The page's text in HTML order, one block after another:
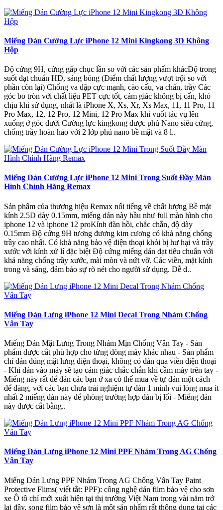
Miếng Dán Cường Lực iPhone 12 Mini Kingkong 3D Không
Hộp
Độ cứng 9H, cứng gấp chục lần so với các sản phẩm khácĐộ trong
suốt đạt chuẩn HD, sáng bóng (Điểm chất lượng vượt trội so với
phần còn lại) Chống va đập cực mạnh, cào cấu, va chấn, trầy Các
góc bo tròn với chất liệu PET cực tốt, cảm giác không bị cấn, khó
chịu khi sử dụng, nhất là iPhone X, Xs, Xr, Xs Max, 11, 11 Pro, 11
Pro Max, 12, 12 Pro, 12 Mini, 12 Pro Max khi vuốt tác vụ lên
xuống ở góc dưới Cường lực kingkong được phủ Nano siêu cứng,
chống trầy hoàn hảo với 2 lớp phủ nano bề mặt và 8 l..
Miếng Dán Cường Lực iPhone 12 Mini Trong Suốt Đầy Màn
Hình Chính Hãng Remax
Sản phẩm của thương hiệu Remax nổi tiếng về chất lượng Bề mặt
kính 2.5D dày 0.15mm, miếng dán này hầu như full màn hình cho
iphone 12 và iphone 12 proKính đàn hồi, chắc chắn, độ dày
0.15mm Độ cứng 9H tương đương kim cương có khả năng chống
trầy cao nhất. Có khả năng bảo vệ điện thoại khỏi bị hư hại và trầy
xước với kính xử lí đặc biệt Độ cứng miếng dán đạt tiêu chuẩn với
khả năng chống trầy xước, mài mòn và nứt vỡ. Các viền, mặt kính
trong và sáng, đảm bảo sự rõ nét cho người sử dụng. Dễ d..
Miếng Dán Lưng iPhone 12 Mini Decal Trong Nhám Chống
Vân Tay
Miếng Dán Mặt Lưng Trong Nhám Mịn Chống Vân Tay - Sản
phẩm được cắt phù hợp cho từng dòng máy khác nhau - Sản phẩm
chỉ dán đúng mặt lưng điện thoại, không có dán qua viền điện thoại
- Khi dán vào máy sẽ tạo cảm giác chắc chắn khi cầm máy trên tay -
Miếng này rất dể dán các bạn ở xa có thể mua về tự dán một cách
dể dàng, với các bạn chưa trải nghiệm tự dán 1 mình vui lòng mua ít
nhất 2 miếng dán này để phòng trường hợp dán bị lổi - Miếng dán
này được cắt bằng..
Miếng Dán Lưng iPhone 12 Mini PPF Nhám Trong AG Chống
Vân Tay
Miếng Dán Lưng PPF Nhám Trong AG Chống Vân Tay Paint
Protective Flims( viết tắt: PPF): công nghệ dán film bảo vệ cho sơn
xe Ô tô chỉ mới xuất hiện tại thị trường Việt Nam trong vài năm trở
lại đây, song film bảo vệ sơn là một sản phẩm rất thông dụng tại các